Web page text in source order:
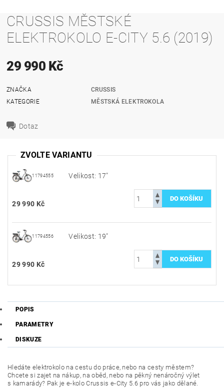
CRUSSIS MĚSTSKÉ
ELEKTROKOLO E-CITY 5.6 (2019)
29 990 Kč
ZNAČKA
CRUSSIS
KATEGORIE
MĚSTSKÁ ELEKTROKOLA
Dotaz
ZVOLTE VARIANTU
11794555 Velikost: 17"
29 990 Kč
11794556 Velikost: 19"
29 990 Kč
POPIS
PARAMETRY
DISKUZE
Hledáte elektrokolo na cestu do práce, nebo na cesty městem?
Chcete si zajet na nákup, na oběd, nebo na pěkný nenáročný výlet
s kamarády? Pak je e-kolo Crussis e-City 5.6 pro vás jako dělané.